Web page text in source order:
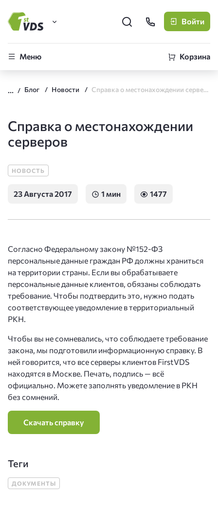
FirstVDS (вы здесь)
CLO
Войти
Меню Корзина
Блог Новости Cправка о местонахождении серверов
Cправка о местонахождении
серверов
НОВОСТЬ
23 Августа 2017 1 мин 1477
Согласно Федеральному закону №152-ФЗ
персональные данные граждан РФ должны храниться
на территории страны. Если вы обрабатываете
персональные данные клиентов, обязаны соблюдать
требование. Чтобы подтвердить это, нужно подать
соответствующее уведомление в территориальный
РКН.
Чтобы вы не сомневались, что соблюдаете требование
закона, мы подготовили информационную справку. В
ней говорится, что все серверы клиентов FirstVDS
находятся в Москве. Печать, подпись — всё
официально. Можете заполнять уведомление в РКН
без сомнений.
Скачать справку
Теги
ДОКУМЕНТЫ